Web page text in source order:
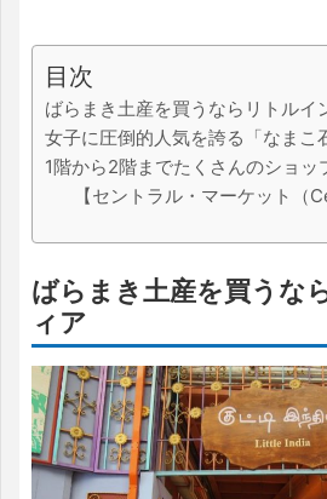
目次
ばらまき土産を買うならリトルイ
女子に圧倒的人気を誇る「なまこ
1階から2階までたくさんのショッ
【セントラル・マーケット（
ばらまき土産を買うな
ィア